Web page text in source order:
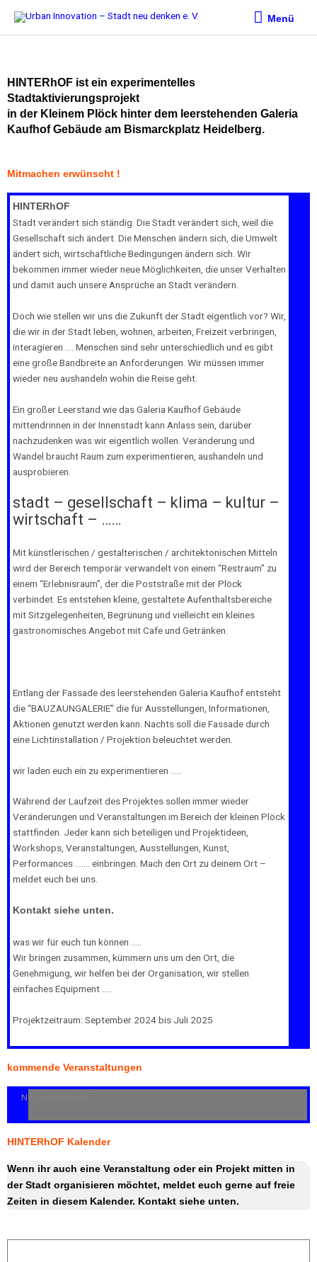
Inhalt
springen
Menü
Menü
HINTERhOF ist ein experimentelles
Stadtaktivierungsprojekt
in der Kleinem Plöck hinter dem leerstehenden Galeria
Kaufhof Gebäude am Bismarckplatz Heidelberg.
Mitmachen erwünscht !
HINTERhOF
Stadt verändert sich ständig. Die Stadt verändert sich, weil die
Gesellschaft sich ändert. Die Menschen ändern sich, die Umwelt
ändert sich, wirtschaftliche Bedingungen ändern sich. Wir
bekommen immer wieder neue Möglichkeiten, die unser Verhalten
und damit auch unsere Ansprüche an Stadt verändern.
Doch wie stellen wir uns die Zukunft der Stadt eigentlich vor? Wir,
die wir in der Stadt leben, wohnen, arbeiten, Freizeit verbringen,
interagieren …. Menschen sind sehr unterschiedlich und es gibt
eine große Bandbreite an Anforderungen. Wir müssen immer
wieder neu aushandeln wohin die Reise geht.
Ein großer Leerstand wie das Galeria Kaufhof Gebäude
mittendrinnen in der Innenstadt kann Anlass sein, darüber
nachzudenken was wir eigentlich wollen. Veränderung und
Wandel braucht Raum zum experimentieren, aushandeln und
ausprobieren.
stadt – gesellschaft – klima – kultur –
wirtschaft – ……
Mit künstlerischen / gestalterischen / architektonischen Mitteln
wird der Bereich temporär verwandelt von einem “Restraum” zu
einem “Erlebnisraum”, der die Poststraße mit der Plöck
verbindet. Es entstehen kleine, gestaltete Aufenthaltsbereiche
mit Sitzgelegenheiten, Begrünung und vielleicht ein kleines
gastronomisches Angebot mit Cafe und Getränken.
Entlang der Fassade des leerstehenden Galeria Kaufhof entsteht
die “BAUZAUNGALERIE” die für Ausstellungen, Informationen,
Aktionen genutzt werden kann. Nachts soll die Fassade durch
eine Lichtinstallation / Projektion beleuchtet werden.
wir laden euch ein zu experimentieren …..
Während der Laufzeit des Projektes sollen immer wieder
Veränderungen und Veranstaltungen im Bereich der kleinen Plöck
stattfinden. Jeder kann sich beteiligen und Projektideen,
Workshops, Veranstaltungen, Ausstellungen, Kunst,
Performances ..….. einbringen. Mach den Ort zu deinem Ort –
meldet euch bei uns.
Kontakt siehe unten.
was wir für euch tun können …..
Wir bringen zusammen, kümmern uns um den Ort, die
Genehmigung, wir helfen bei der Organisation, wir stellen
einfaches Equipment …..
Projektzeitraum: September 2024 bis Juli 2025
kommende Veranstaltungen
No posts found!
HINTERhOF Kalender
Wenn ihr auch eine Veranstaltung oder ein Projekt mitten in
der Stadt organisieren möchtet, meldet euch gerne auf freie
Zeiten in diesem Kalender. Kontakt siehe unten.